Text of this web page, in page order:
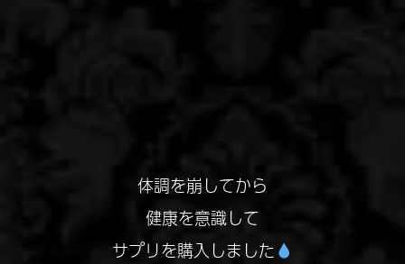
体調を崩してから
健康を意識して
サプリを購入しました